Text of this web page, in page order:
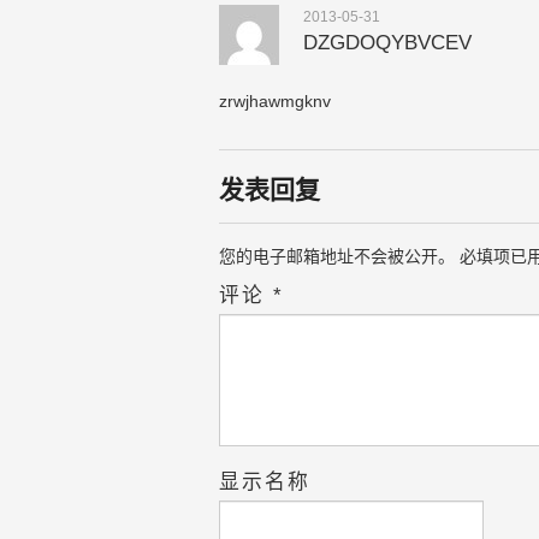
2013-05-31
DZGDOQYBVCEV
zrwjhawmgknv
发表回复
您的电子邮箱地址不会被公开。 必填项已
评论 *
显示名称